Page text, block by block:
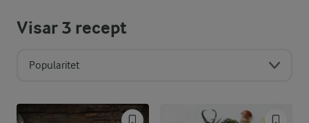
Visar3 recept
Popularitet